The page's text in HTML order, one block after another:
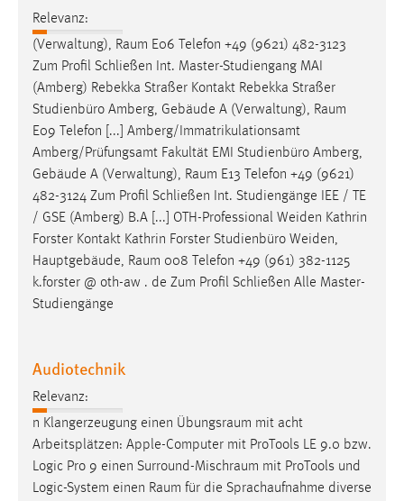
Relevanz:
(Verwaltung), Raum E06 Telefon +49 (9621) 482-3123
Zum Profil Schließen Int. Master-Studiengang MAI
(Amberg) Rebekka Straßer Kontakt Rebekka Straßer
Studienbüro Amberg, Gebäude A (Verwaltung), Raum
E09 Telefon [...] Amberg/Immatrikulationsamt
Amberg/Prüfungsamt Fakultät EMI Studienbüro Amberg,
Gebäude A (Verwaltung), Raum E13 Telefon +49 (9621)
482-3124 Zum Profil Schließen Int. Studiengänge IEE / TE
/ GSE (Amberg) B.A [...] OTH-Professional Weiden Kathrin
Forster Kontakt Kathrin Forster Studienbüro Weiden,
Hauptgebäude, Raum 008 Telefon +49 (961) 382-1125
k.forster @ oth-aw . de Zum Profil Schließen Alle Master-
Studiengänge
Audiotechnik
Relevanz:
n Klangerzeugung einen Übungsraum mit acht
Arbeitsplätzen: Apple-Computer mit ProTools LE 9.0 bzw.
Logic Pro 9 einen Surround-Mischraum mit ProTools und
Logic-System einen Raum für die Sprachaufnahme diverse